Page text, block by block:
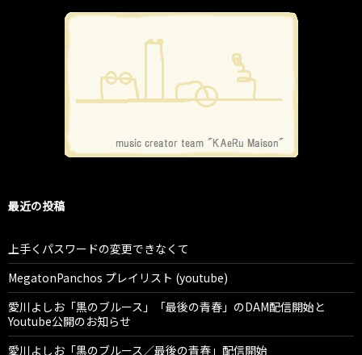
最近の投稿
上手くパスワードの変更できなくて
MegatonPanchos プレイリスト (youtube)
愛川よしお「黒のブルース」「最後の青春」のDAM配信開始と
Youtube公開のお知らせ
愛川よしお「黒のブルース／最後の青春」配信開始